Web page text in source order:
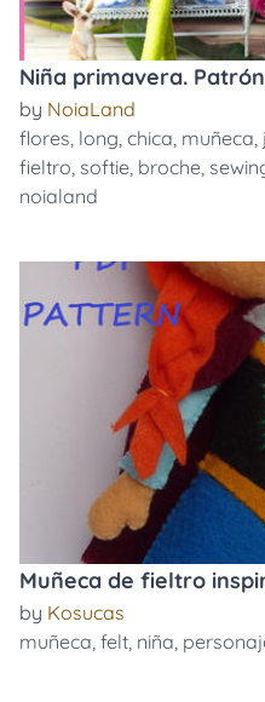
Niña primavera.
by NoiaLand
flores, long, chica, muñeca,
fieltro, softie, broche,
noialand
Muñeca de fieltro
by Kosucas
muñeca, felt, niña,